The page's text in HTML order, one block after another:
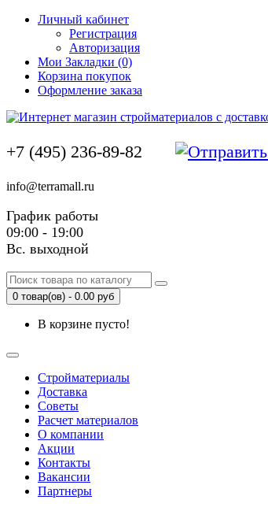
Личный кабинет
Регистрация
Авторизация
Мои Закладки (0)
Корзина покупок
Оформление заказа
+7 (495) 236-89-82
info@terramall.ru
График работы
09:00 - 19:00
Вс. выходной
0 товар(ов) - 0.00 руб
В корзине пусто!
Стройматериалы
Доставка
Советы
Расчет материалов
О компании
Акции
Контакты
Вакансии
Партнеры